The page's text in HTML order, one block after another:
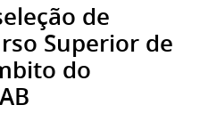
de
Superior de
do